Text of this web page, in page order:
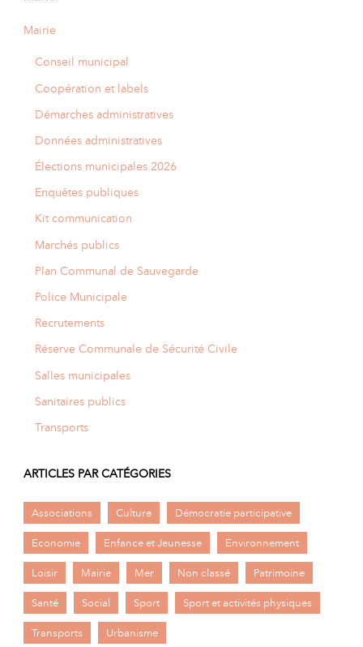
Mairie
Conseil municipal
Coopération et labels
Démarches administratives
Données administratives
Élections municipales 2026
Enquêtes publiques
Kit communication
Marchés publics
Plan Communal de Sauvegarde
Police Municipale
Recrutements
Réserve Communale de Sécurité Civile
Salles municipales
Sanitaires publics
Transports
ARTICLES PAR CATÉGORIES
Associations Culture Démocratie participative
Economie Enfance et Jeunesse Environnement
Loisir Mairie Mer Non classé Patrimoine
Santé Social Sport Sport et activités physiques
Transports Urbanisme